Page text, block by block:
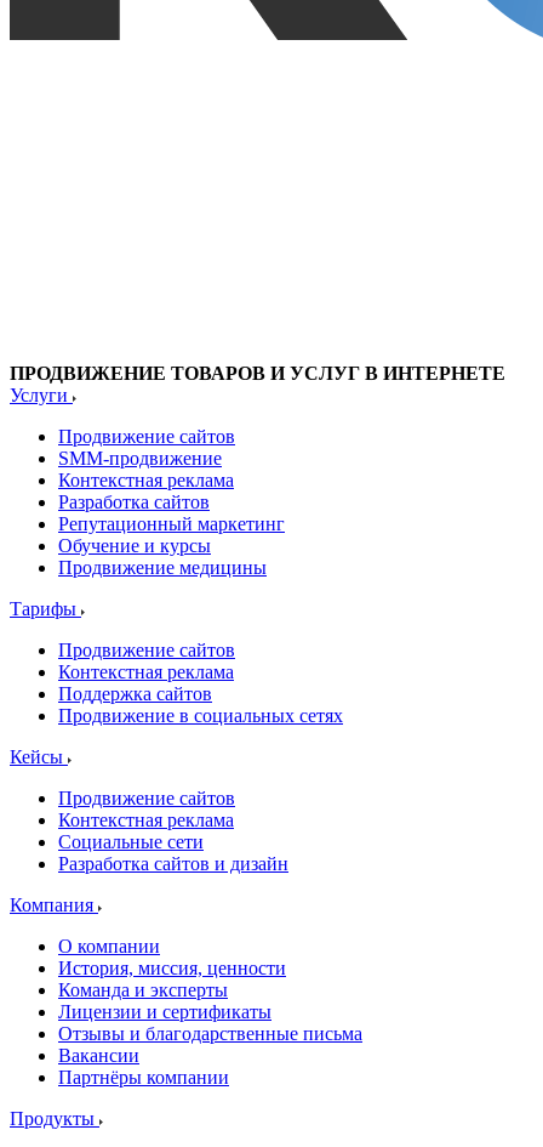
ПРОДВИЖЕНИЕ ТОВАРОВ И УСЛУГ В ИНТЕРНЕТЕ
Услуги
Продвижение сайтов
SMM-продвижение
Контекстная реклама
Разработка сайтов
Репутационный маркетинг
Обучение и курсы
Продвижение медицины
Тарифы
Продвижение сайтов
Контекстная реклама
Поддержка сайтов
Продвижение в социальных сетях
Кейсы
Продвижение сайтов
Контекстная реклама
Социальные сети
Разработка сайтов и дизайн
Компания
О компании
История, миссия, ценности
Команда и эксперты
Лицензии и сертификаты
Отзывы и благодарственные письма
Вакансии
Партнёры компании
Продукты